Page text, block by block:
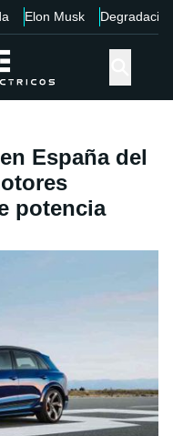
Elon Musk Degradación
España del
potencia